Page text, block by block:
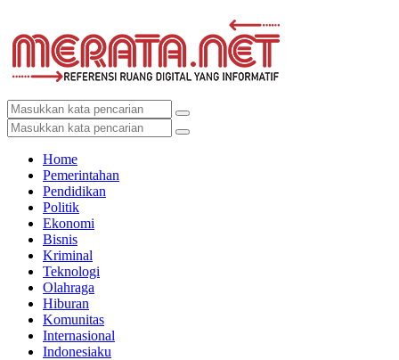
Home
Pemerintahan
Pendidikan
Politik
Ekonomi
Bisnis
Kriminal
Teknologi
Olahraga
Hiburan
Komunitas
Internasional
Indonesiaku